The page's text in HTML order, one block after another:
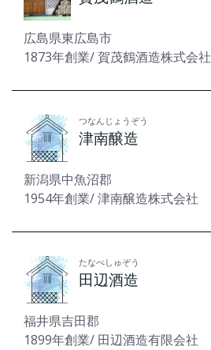
広島県東広島市
1873年創業/ 賀茂鶴酒造株式会社
つなんじょうぞう
津南醸造
新潟県中魚沼郡
1954年創業/ 津南醸造株式会社
たなべしゅぞう
田辺酒造
福井県吉田郡
1899年創業/ 田辺酒造有限会社